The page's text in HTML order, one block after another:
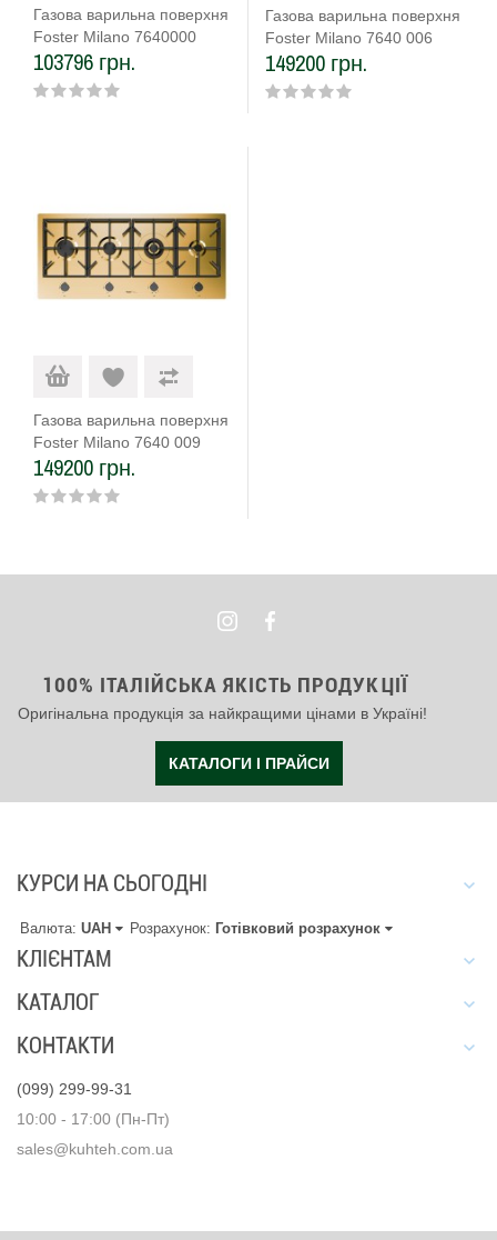
Газова варильна поверхня
Foster Milano 7640000
103796 грн.
Газова варильна поверхня
Foster Milano 7640 006
149200 грн.
Газова варильна поверхня
Foster Milano 7640 009
149200 грн.
100% ІТАЛІЙСЬКА ЯКІСТЬ ПРОДУКЦІЇ
Оригінальна продукція за найкращими цінами в Україні!
КАТАЛОГИ І ПРАЙСИ
КУРСИ НА СЬОГОДНІ
Валюта: UAH Розрахунок: Готівковий розрахунок
КЛІЄНТАМ
КАТАЛОГ
КОНТАКТИ
(099) 299-99-31
10:00 - 17:00 (Пн-Пт)
sales@kuhteh.com.ua